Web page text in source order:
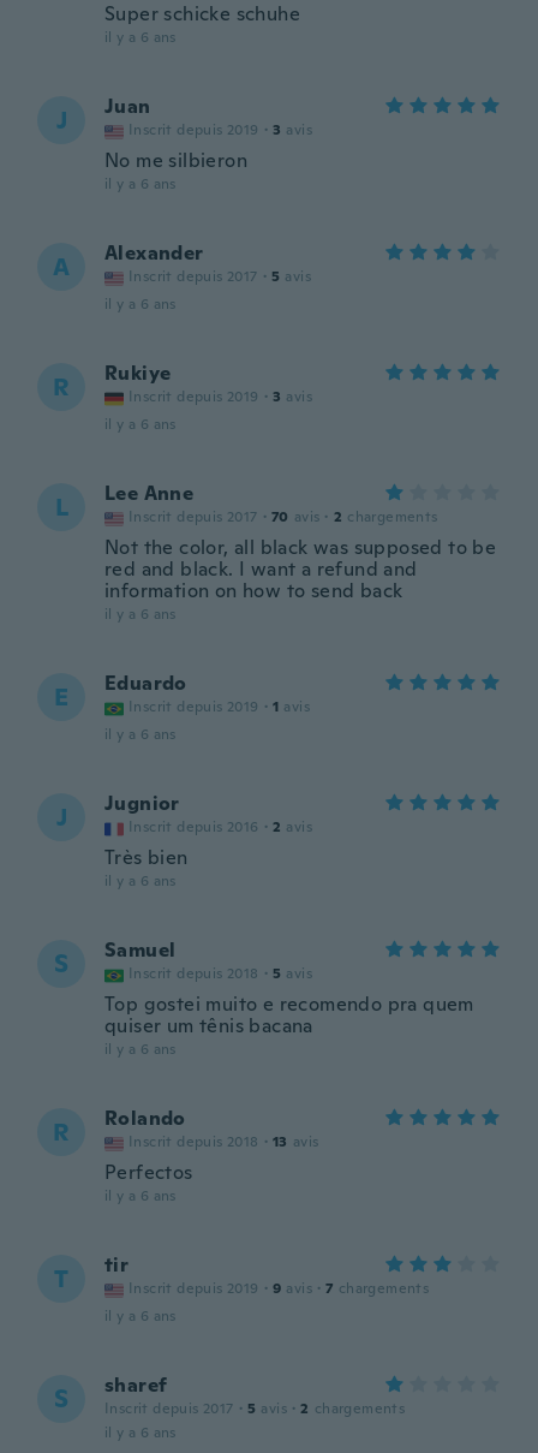
Super schicke schuhe
il y a 6 ans
J Juan
Inscrit depuis 2019 · 3 avis
No me silbieron
il y a 6 ans
A Alexander
Inscrit depuis 2017 · 5 avis
il y a 6 ans
R Rukiye
Inscrit depuis 2019 · 3 avis
il y a 6 ans
L Lee Anne
Inscrit depuis 2017 · 70 avis · 2 chargements
Not the color, all black was supposed to be
red and black. I want a refund and
information on how to send back
il y a 6 ans
E Eduardo
Inscrit depuis 2019 · 1 avis
il y a 6 ans
J Jugnior
Inscrit depuis 2016 · 2 avis
Très bien
il y a 6 ans
S Samuel
Inscrit depuis 2018 · 5 avis
Top gostei muito e recomendo pra quem
quiser um tênis bacana
il y a 6 ans
R Rolando
Inscrit depuis 2018 · 13 avis
Perfectos
il y a 6 ans
T tir
Inscrit depuis 2019 · 9 avis · 7 chargements
il y a 6 ans
S sharef
Inscrit depuis 2017 · 5 avis · 2 chargements
il y a 6 ans